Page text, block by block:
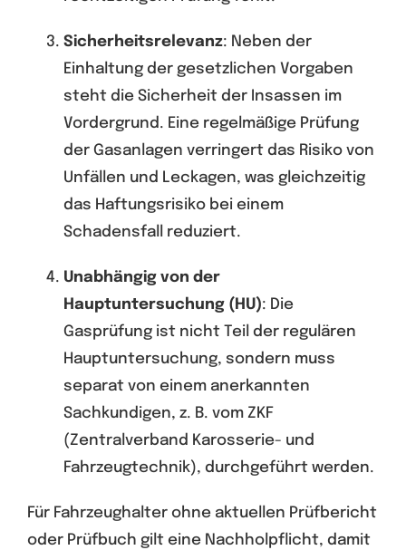
Sicherheitsrelevanz: Neben der
Einhaltung der gesetzlichen Vorgaben
steht die Sicherheit der Insassen im
Vordergrund. Eine regelmäßige Prüfung
der Gasanlagen verringert das Risiko von
Unfällen und Leckagen, was gleichzeitig
das Haftungsrisiko bei einem
Schadensfall reduziert.
Unabhängig von der
Hauptuntersuchung (HU): Die
Gasprüfung ist nicht Teil der regulären
Hauptuntersuchung, sondern muss
separat von einem anerkannten
Sachkundigen, z. B. vom ZKF
(Zentralverband Karosserie- und
Fahrzeugtechnik), durchgeführt werden.
Für Fahrzeughalter ohne aktuellen Prüfbericht
oder Prüfbuch gilt eine Nachholpflicht, damit